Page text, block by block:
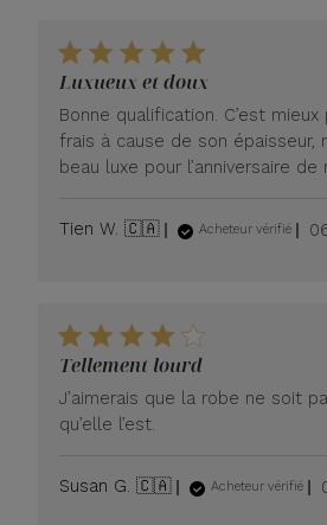
Luxueux et doux
Bonne qualification. C’est
frais à cause de son épaisseur,
beau luxe pour l’anniversaire de
Tien W. 🇨🇦 Acheteur vérifié
Tellement lourd
J’aimerais que la robe ne soit
qu’elle l’est.
Susan G. 🇨🇦 Acheteur vérifié